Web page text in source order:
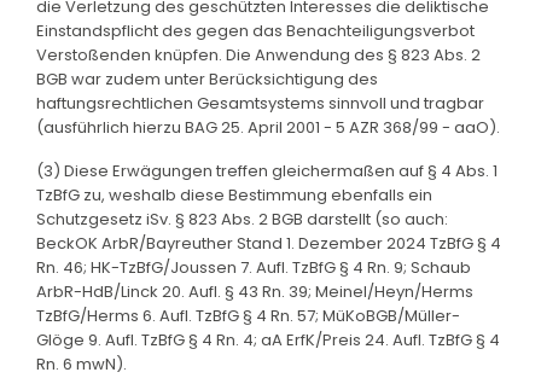
die Verletzung des geschützten Interesses die deliktische
Einstandspflicht des gegen das Benachteiligungsverbot
Verstoßenden knüpfen. Die Anwendung des § 823 Abs. 2
BGB war zudem unter Berücksichtigung des
haftungsrechtlichen Gesamtsystems sinnvoll und tragbar
(ausführlich hierzu BAG 25. April 2001 - 5 AZR 368/99 - aaO).
(3) Diese Erwägungen treffen gleichermaßen auf § 4 Abs. 1
TzBfG zu, weshalb diese Bestimmung ebenfalls ein
Schutzgesetz iSv. § 823 Abs. 2 BGB darstellt (so auch:
BeckOK ArbR/Bayreuther Stand 1. Dezember 2024 TzBfG § 4
Rn. 46; HK-TzBfG/Joussen 7. Aufl. TzBfG § 4 Rn. 9; Schaub
ArbR-HdB/Linck 20. Aufl. § 43 Rn. 39; Meinel/Heyn/Herms
TzBfG/Herms 6. Aufl. TzBfG § 4 Rn. 57; MüKoBGB/Müller-
Glöge 9. Aufl. TzBfG § 4 Rn. 4; aA ErfK/Preis 24. Aufl. TzBfG § 4
Rn. 6 mwN).